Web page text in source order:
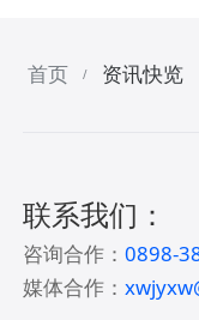
首页 / 资讯快览
联系我们：
咨询合作：0898-
媒体合作：